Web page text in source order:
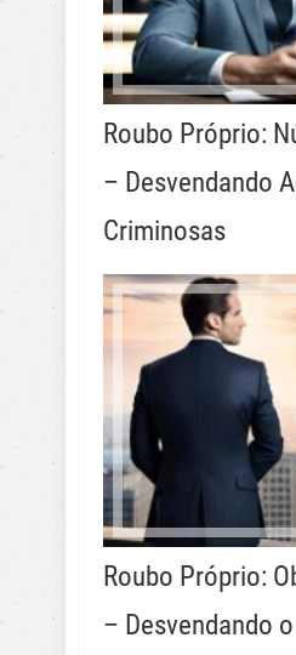
Roubo Próprio:
– Desvendando
Criminosas
Roubo Próprio:
– Desvendando